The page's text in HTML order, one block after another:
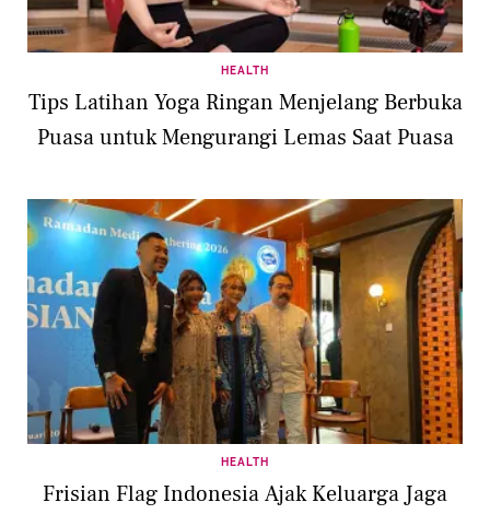
HEALTH
Tips Latihan Yoga Ringan Menjelang Berbuka
Puasa untuk Mengurangi Lemas Saat Puasa
HEALTH
Frisian Flag Indonesia Ajak Keluarga Jaga